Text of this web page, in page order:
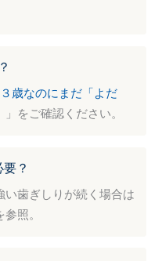
３歳なのにまだ「よだ
」をご確認ください。
？
い歯ぎしりが続く場合は
参照。